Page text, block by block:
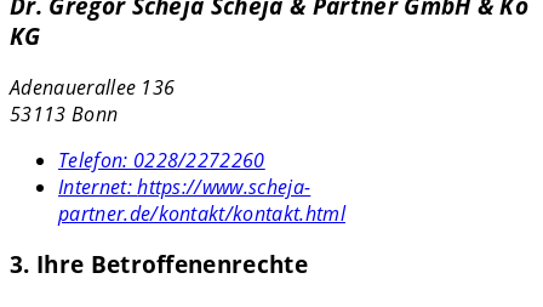
KG
Adenauerallee 136
53113 Bonn
Telefon: 0228/2272260
Internet:https://www.scheja-
partner.de/kontakt/kontakt.html
3. Ihre Betroffenenrechte